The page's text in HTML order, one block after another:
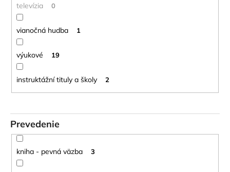
televízia 0
vianočná hudba 1
výukové 19
instruktážní tituly a školy 2
Prevedenie
kniha - pevná väzba 3